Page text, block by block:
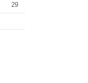
29